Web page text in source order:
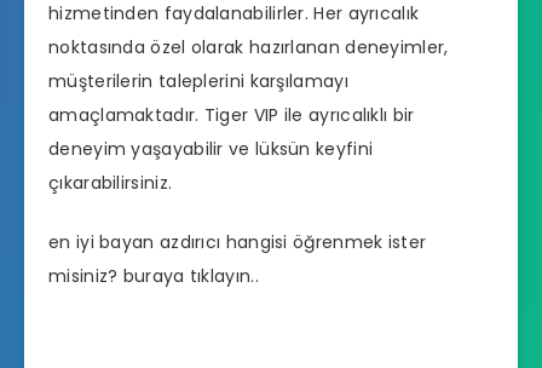
hizmetinden faydalanabilirler. Her ayrıcalık
noktasında özel olarak hazırlanan deneyimler,
müşterilerin taleplerini karşılamayı
amaçlamaktadır. Tiger VIP ile ayrıcalıklı bir
deneyim yaşayabilir ve lüksün keyfini
çıkarabilirsiniz.
en iyi bayan azdırıcı hangisi öğrenmek ister
misiniz? buraya tıklayın..